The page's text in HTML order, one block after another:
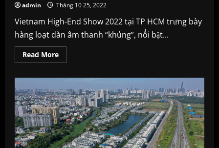
admin Tháng 10 25, 2022
Vietnam High-End Show 2022 tại TP HCM trưng bày
hàng loạt dàn âm thanh “khủng”, nổi bật...
Read MoreRead
more
thanh
50
tỷ
đồng
xuất
hiện
tại
Việt
Nam